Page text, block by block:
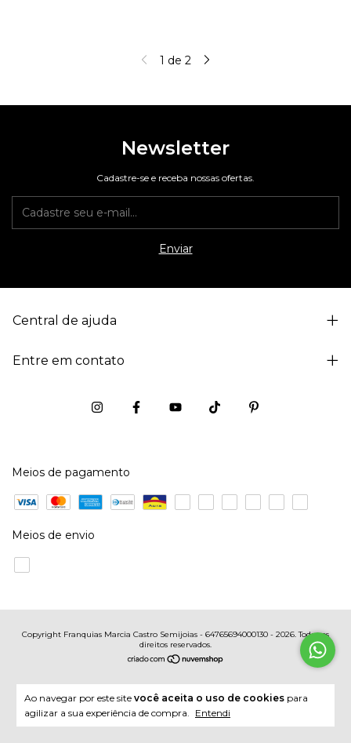
Ao navegar por este site você aceita o uso de cookies para
agilizar a sua experiência de compra. Entendi
1 de 2
Newsletter
Cadastre-se e receba nossas ofertas.
Central de ajuda
Entre em contato
Meios de pagamento
Meios de envio
Copyright Franquias Marcia Castro Semijoias - 64765694000130 - 2026. Todos os
direitos reservados.